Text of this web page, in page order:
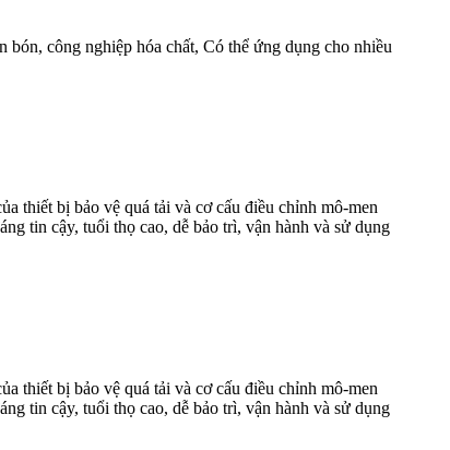
công nghiệp hóa chất, Có thể ứng dụng cho nhiều
thiết bị bảo vệ quá tải và cơ cấu điều chỉnh mô-men
tin cậy, tuổi thọ cao, dễ bảo trì, vận hành và sử dụng
thiết bị bảo vệ quá tải và cơ cấu điều chỉnh mô-men
tin cậy, tuổi thọ cao, dễ bảo trì, vận hành và sử dụng